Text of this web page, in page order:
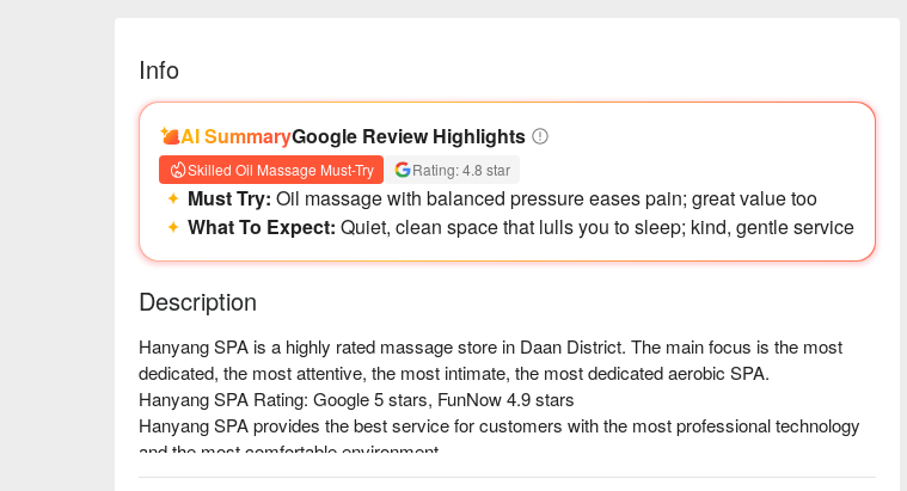
Info
AI SummaryGoogle Review Highlights
Skilled Oil Massage Must-Try Rating: 4.8 star
Must Try: Oil massage with balanced pressure eases pain; great value too
What To Expect: Quiet, clean space that lulls you to sleep; kind, gentle service
Description
Hanyang SPA is a highly rated massage store in Daan District. The main focus is the most
dedicated, the most attentive, the most intimate, the most dedicated aerobic SPA.
Hanyang SPA Rating: Google 5 stars, FunNow 4.9 stars
Hanyang SPA provides the best service for customers with the most professional technology
and the most comfortable environment.
Hanyang SPA reservation, Hanyang SPA price, Hanyang SPA offer ⬇︎